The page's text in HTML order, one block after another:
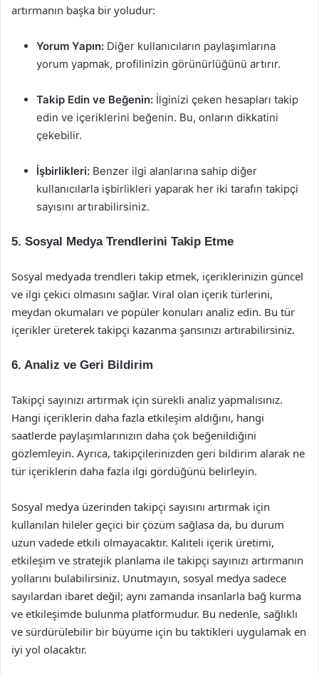
artırmanın başka bir yoludur:
Yorum Yapın: Diğer kullanıcıların paylaşımlarına
yorum yapmak, profilinizin görünürlüğünü artırır.
Takip Edin ve Beğenin: İlginizi çeken hesapları takip
edin ve içeriklerini beğenin. Bu, onların dikkatini
çekebilir.
İşbirlikleri: Benzer ilgi alanlarına sahip diğer
kullanıcılarla işbirlikleri yaparak her iki tarafın takipçi
sayısını artırabilirsiniz.
5. Sosyal Medya Trendlerini Takip Etme
Sosyal medyada trendleri takip etmek, içeriklerinizin güncel
ve ilgi çekici olmasını sağlar. Viral olan içerik türlerini,
meydan okumaları ve popüler konuları analiz edin. Bu tür
içerikler üreterek takipçi kazanma şansınızı artırabilirsiniz.
6. Analiz ve Geri Bildirim
Takipçi sayınızı artırmak için sürekli analiz yapmalısınız.
Hangi içeriklerin daha fazla etkileşim aldığını, hangi
saatlerde paylaşımlarınızın daha çok beğenildiğini
gözlemleyin. Ayrıca, takipçilerinizden geri bildirim alarak ne
tür içeriklerin daha fazla ilgi gördüğünü belirleyin.
Sosyal medya üzerinden takipçi sayısını artırmak için
kullanılan hileler geçici bir çözüm sağlasa da, bu durum
uzun vadede etkili olmayacaktır. Kaliteli içerik üretimi,
etkileşim ve stratejik planlama ile takipçi sayınızı artırmanın
yollarını bulabilirsiniz. Unutmayın, sosyal medya sadece
sayılardan ibaret değil; aynı zamanda insanlarla bağ kurma
ve etkileşimde bulunma platformudur. Bu nedenle, sağlıklı
ve sürdürülebilir bir büyüme için bu taktikleri uygulamak en
iyi yol olacaktır.